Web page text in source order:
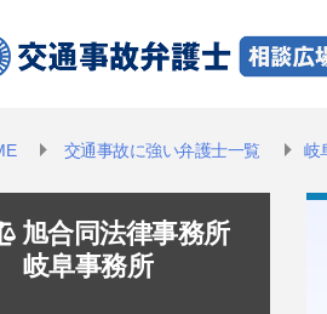
交通事故に強い弁護士一覧 岐
旭合同法律事務所
岐阜事務所